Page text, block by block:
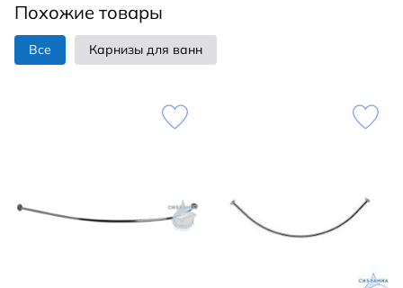
Похожие товары
Все Карнизы для ванн